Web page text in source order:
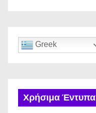
Greek
Χρήσιμα Έντυπα